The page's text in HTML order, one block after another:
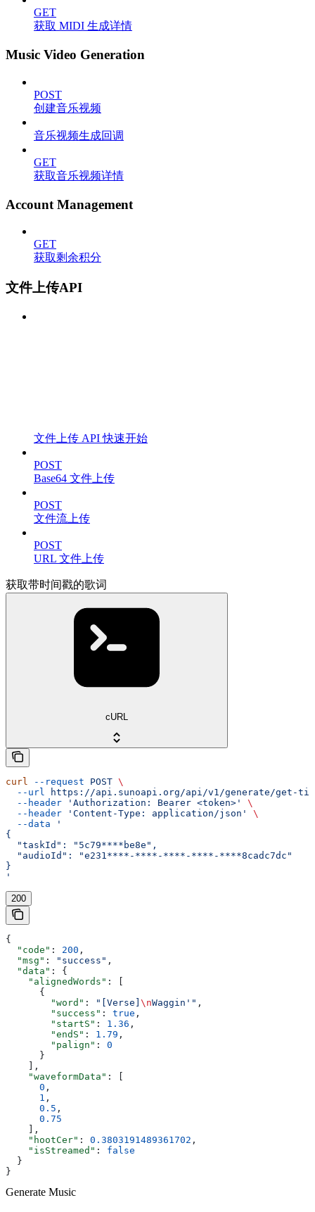
GET
获取 MIDI 生成详情
Music Video Generation
POST
创建音乐视频
音乐视频生成回调
GET
获取音乐视频详情
Account Management
GET
获取剩余积分
文件上传API
文件上传 API 快速开始
POST
Base64 文件上传
POST
文件流上传
POST
URL 文件上传
获取带时间戳的歌词
cURL
curl --request POST \
  --url
https://api.sunoapi.org/api/v1/generate/get-
  --header
'Authorization: Bearer <token>'
\
  --header
'Content-Type: application/json'
\
  --data
'
{
  "taskId": "5c79****be8e",
  "audioId": "e231****-****-****-****-****8cadc7dc"
}
'
200
{
  "code"
: 200 ,
  "msg"
: "success" ,
  "data"
: {
    "alignedWords"
: [
      {
        "word"
: "[Verse] \nWaggin'" ,
        "success"
: true ,
        "startS"
: 1.36 ,
        "endS"
: 1.79 ,
        "palign"
: 0
      }
    ],
    "waveformData"
: [
      0
,
      1
,
      0.5
,
      0.75
    ],
    "hootCer"
: 0.3803191489361702 ,
    "isStreamed"
: false
  }
}
Generate Music